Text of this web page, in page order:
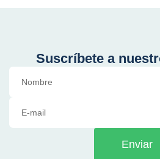
Suscríbete a
Enviar